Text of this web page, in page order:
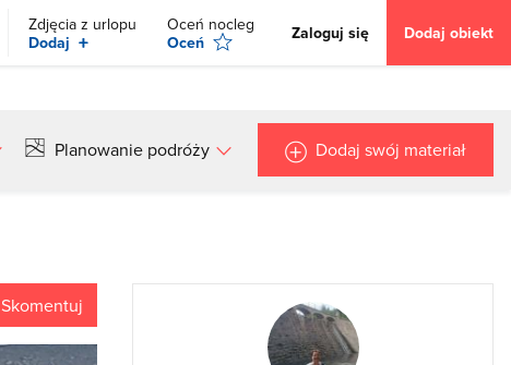
Zdjęcia z urlopu
Dodaj +
Oceń nocleg
Oceń
Zaloguj się Dodaj obiekt
Planowanie podróży Dodaj swój materiał
Skomentuj